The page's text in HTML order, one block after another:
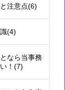
注意点(6)
(4)
なら当事務
！ (7)